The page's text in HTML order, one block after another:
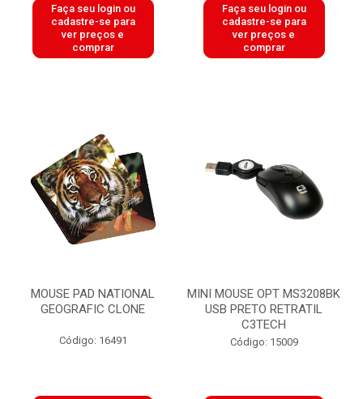
Faça seu login ou
cadastre-se para
ver preços e
comprar
Faça seu login ou
cadastre-se para
ver preços e
comprar
MOUSE PAD NATIONAL
GEOGRAFIC CLONE
Código: 16491
MINI MOUSE OPT MS3208BK
USB PRETO RETRATIL
C3TECH
Código: 15009